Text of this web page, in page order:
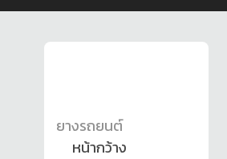
ยางรถยนต์
หน้ากว้าง